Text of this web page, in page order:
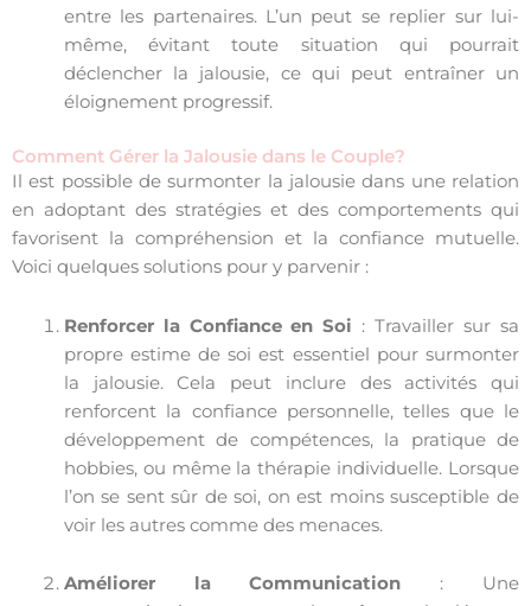
entre les partenaires. L’un peut se replier sur lui-
même, évitant toute situation qui pourrait
déclencher la jalousie, ce qui peut entraîner un
éloignement progressif.
Comment Gérer la Jalousie dans le Couple?
Il est possible de surmonter la jalousie dans une relation
en adoptant des stratégies et des comportements qui
favorisent la compréhension et la confiance mutuelle.
Voici quelques solutions pour y parvenir :
Renforcer la Confiance en Soi : Travailler sur sa
propre estime de soi est essentiel pour surmonter
la jalousie. Cela peut inclure des activités qui
renforcent la confiance personnelle, telles que le
développement de compétences, la pratique de
hobbies, ou même la thérapie individuelle. Lorsque
l’on se sent sûr de soi, on est moins susceptible de
voir les autres comme des menaces.
Améliorer la Communication : Une